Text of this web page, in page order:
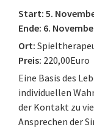
Start: 5.
Ende: 6.
Ort:
Preis: 220,00Euro
Eine Basis des
individuellen
der Kontakt zu
Ansprechen der